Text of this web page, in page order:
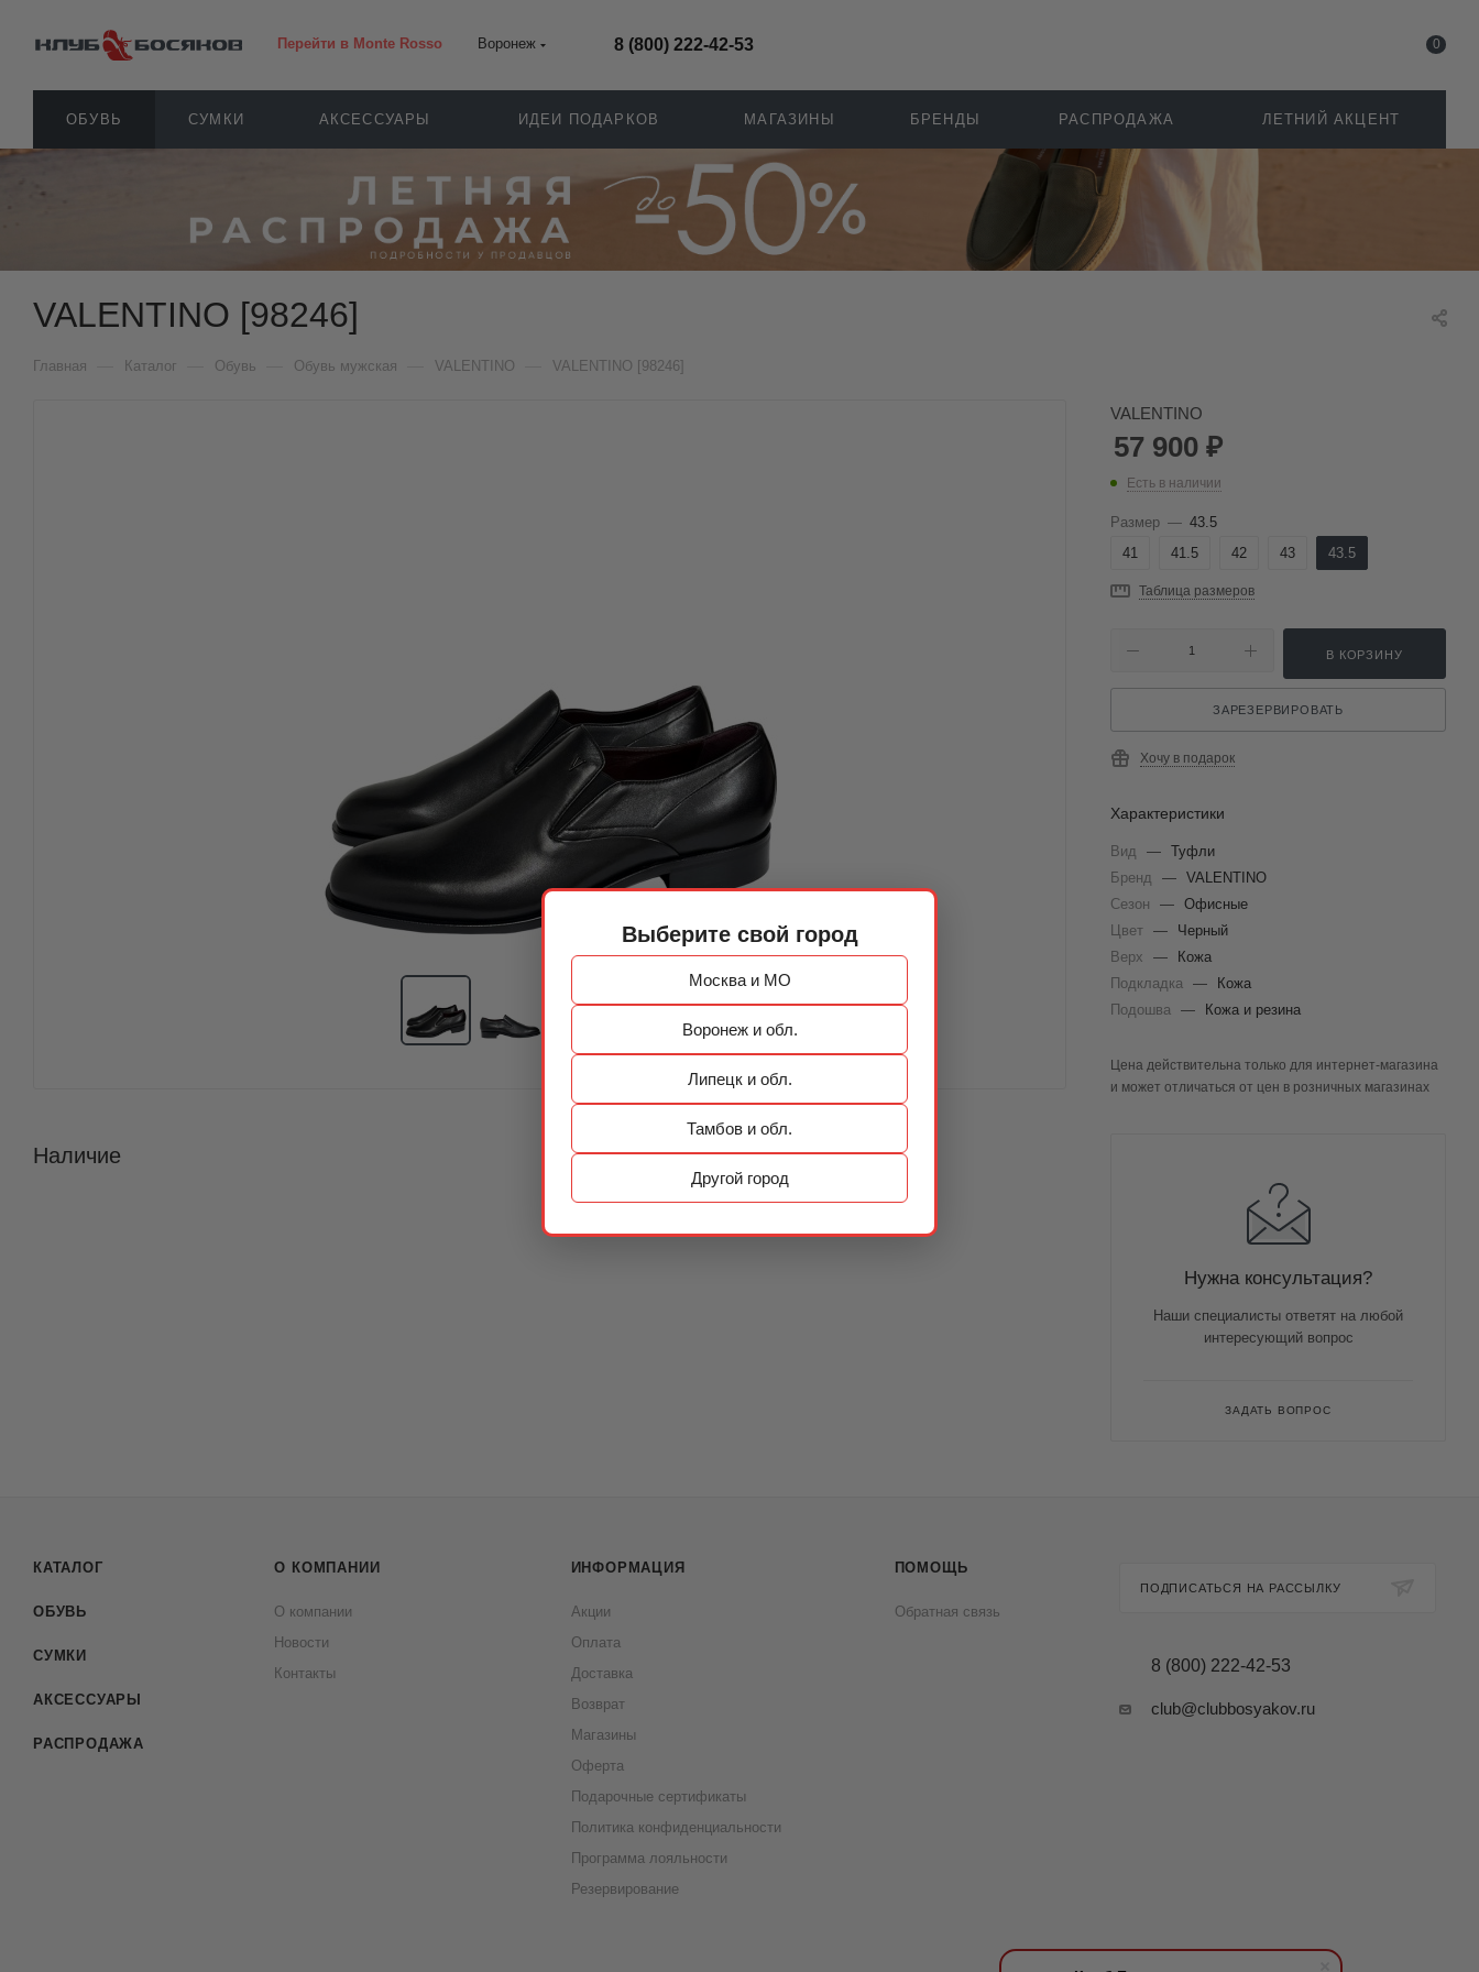
Выберите свой город
Москва и МО
Воронеж и обл.
Липецк и обл.
Тамбов и обл.
Другой город
Перейти в Monte Rosso Воронеж 8 (800) 222-42-53 0
ОБУВЬ СУМКИ АКСЕССУАРЫ ИДЕИ ПОДАРКОВ МАГАЗИНЫ БРЕНДЫ РАСПРОДАЖА ЛЕТНИЙ АКЦЕНТ
VALENTINO [98246]
Главная Каталог Обувь Обувь мужская VALENTINO VALENTINO [98246]
Наличие
VALENTINO
57 900 ₽
Есть в наличии
Размер — 43.5
41
41.5 42 43 43.5
Таблица размеров
В КОРЗИНУ
ЗАРЕЗЕРВИРОВАТЬ
Хочу в подарок
Характеристики
Вид — Туфли
Бренд
— VALENTINO
Сезон
— Офисные
Цвет —
Черный
Верх
—
Кожа
Подкладка —
Кожа
Подошва — Кожа и резина
Цена действительна только для интернет-магазина
и может отличаться от цен в розничных магазинах
Нужна консультация?
Наши специалисты ответят на любой
интересующий вопрос
ЗАДАТЬ ВОПРОС
КАТАЛОГ
ОБУВЬ
СУМКИ
АКСЕССУАРЫ
РАСПРОДАЖА
О КОМПАНИИ
О компании
Новости
Контакты
ИНФОРМАЦИЯ
Акции
Оплата
Доставка
Возврат
Магазины
Оферта
Подарочные сертификаты
Политика конфиденциальности
Программа лояльности
Резервирование
ПОМОЩЬ
Обратная связь
ПОДПИСАТЬСЯ НА РАССЫЛКУ
8 (800) 222-42-53
club@clubbosyakov.ru